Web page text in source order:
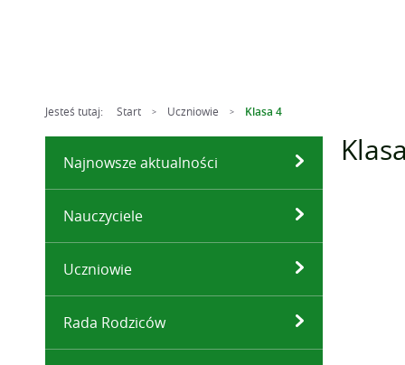
Jesteś tutaj: Start > Uczniowie > Klasa 4
Najnowsze aktualności
Nauczyciele
Uczniowie
Rada Rodziców